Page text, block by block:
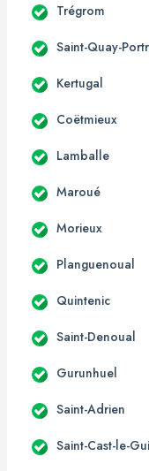
Trégrom
Saint-Quay-
Kertugal
Coëtmieux
Lamballe
Maroué
Morieux
Planguenoual
Quintenic
Saint-Denoual
Gurunhuel
Saint-Adrien
Saint-Cast-le-